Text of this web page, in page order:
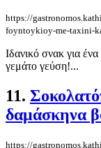
https://
foyntoykioy-me-taxini-
Ιδανικό σνακ για
γεμάτο γεύση!...
11.
δαμάσκηνα
https://